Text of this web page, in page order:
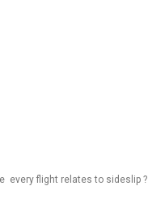
every flight relates to sideslip ?